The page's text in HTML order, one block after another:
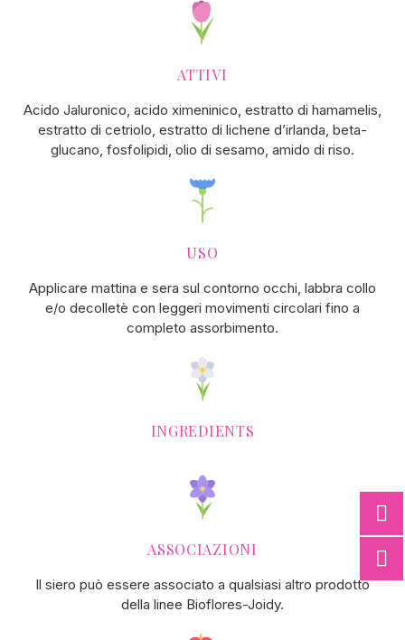
ATTIVI
Acido Jaluronico, acido ximeninico, estratto di hamamelis,
estratto di cetriolo, estratto di lichene d’irlanda, beta-
glucano, fosfolipidi, olio di sesamo, amido di riso.
USO
Applicare mattina e sera sul contorno occhi, labbra collo
e/o decolletè con leggeri movimenti circolari fino a
completo assorbimento.
INGREDIENTS
ASSOCIAZIONI
Il siero può essere associato a qualsiasi altro prodotto
della linee Bioflores-Joidy.